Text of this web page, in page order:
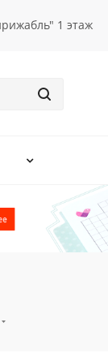
1 этаж